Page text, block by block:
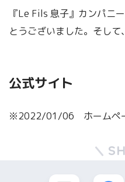
『Le Fils 息子』カンパニ
とうございました。そして
公式サイト
※2022/01/06 ホームペー